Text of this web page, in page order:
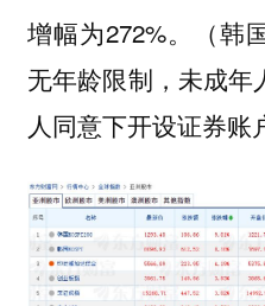
增幅为272%。（韩
无年龄限制，未成年
人同意下开设证券账